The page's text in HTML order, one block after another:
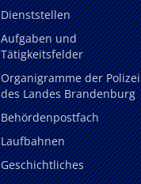
Dienststellen
Aufgaben und
Tätigkeitsfelder
Organigramme der Polizei
des Landes Brandenburg
Behördenpostfach
Laufbahnen
Geschichtliches